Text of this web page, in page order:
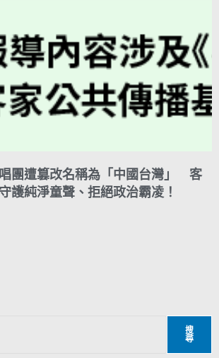
團遭篡改名稱為「中國台灣」 客
護純淨童聲、拒絕政治霸凌！
搜
尋